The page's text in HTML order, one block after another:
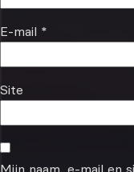
E-mail *
Site
Mijn naam, e-mail en